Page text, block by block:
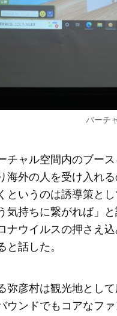
バーチ
チャル空間内のブー
海外の人を受け入れ
というのは誘導策と
気持ちに繋がれば」
ナウイルスの押さえ
と話した。
弥彦村は観光地とし
ウンドでもコアなフ